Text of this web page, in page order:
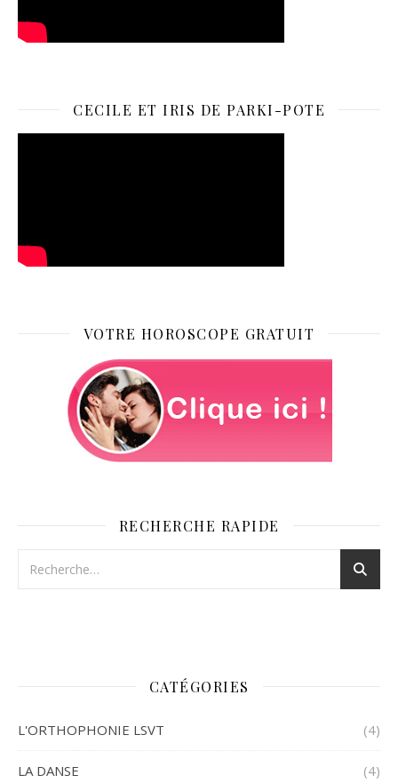
CECILE ET IRIS DE PARKI-POTE
VOTRE HOROSCOPE GRATUIT
RECHERCHE RAPIDE
CATÉGORIES
L'ORTHOPHONIE LSVT (4)
LA DANSE (4)